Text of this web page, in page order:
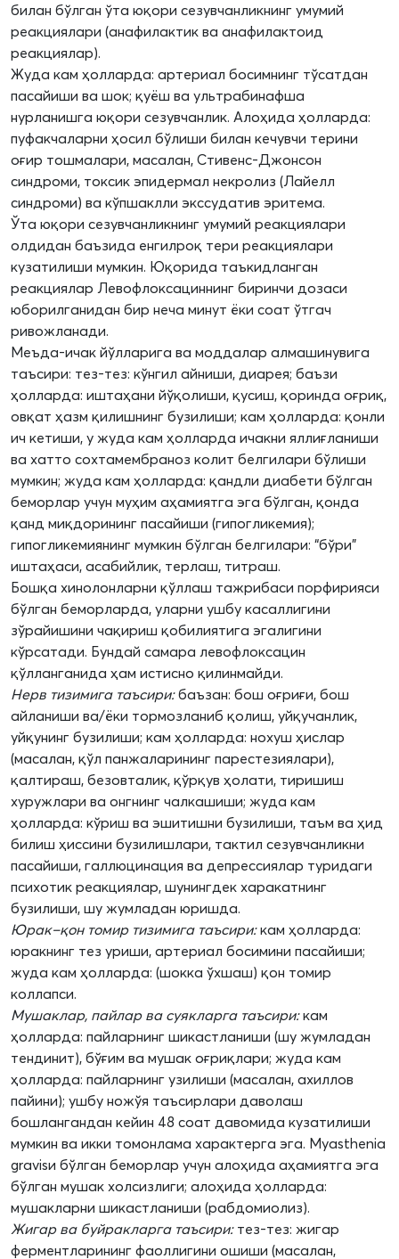
билан бўлган ўта юқори сезувчанликнинг умумий
реакциялари (анафилактик ва анафилактоид
реакциялар).
Жуда кам ҳолларда: артериал босимнинг тўсатдан
пасайиши ва шок; қуёш ва ультрабинафша
нурланишга юқори сезувчанлик. Алоҳида ҳолларда:
пуфакчаларни ҳосил бўлиши билан кечувчи терини
оғир тошмалари, масалан, Стивенс-Джонсон
синдроми, токсик эпидермал некролиз (Лайелл
синдроми) ва кўпшаклли экссудатив эритема.
Ўта юқори сезувчанликнинг умумий реакциялари
олдидан баъзида енгилроқ тери реакциялари
кузатилиши мумкин. Юқорида таъкидланган
реакциялар Левофлоксациннинг биринчи дозаси
юборилганидан бир неча минут ёки соат ўтгач
ривожланади.
Меъда-ичак йўлларига ва моддалар алмашинувига
таъсири: тез-тез: кўнгил айниши, диарея; баъзи
ҳолларда: иштаҳани йўқолиши, қусиш, қоринда оғриқ,
овқат ҳазм қилишнинг бузилиши; кам ҳолларда: қонли
ич кетиши, у жуда кам ҳолларда ичакни яллиғланиши
ва хатто сохтамембраноз колит белгилари бўлиши
мумкин; жуда кам ҳолларда: қандли диабети бўлган
беморлар учун муҳим аҳамиятга эга бўлган, қонда
қанд миқдорининг пасайиши (гипогликемия);
гипогликемиянинг мумкин бўлган белгилари: “бўри”
иштаҳаси, асабийлик, терлаш, титраш.
Бошқа хинолонларни қўллаш тажрибаси порфирияси
бўлган беморларда, уларни ушбу касаллигини
зўрайишини чақириш қобилиятига эгалигини
кўрсатади. Бундай самара левофлоксацин
қўлланганида ҳам истисно қилинмайди.
Нерв тизимига таъсири:баъзан: бош оғриғи, бош
айланиши ва/ёки тормозланиб қолиш, уйқучанлик,
уйқунинг бузилиши; кам ҳолларда: нохуш ҳислар
(масалан, қўл панжаларининг парестезиялари),
қалтираш, безовталик, қўрқув ҳолати, тиришиш
хуружлари ва онгнинг чалкашиши; жуда кам
ҳолларда: кўриш ва эшитишни бузилиши, таъм ва ҳид
билиш ҳиссини бузилишлари, тактил сезувчанликни
пасайиши, галлюцинация ва депрессиялар туридаги
психотик реакциялар, шунингдек харакатнинг
бузилиши, шу жумладан юришда.
Юрак–қон томир тизимига таъсири:кам ҳолларда:
юракнинг тез уриши, артериал босимини пасайиши;
жуда кам ҳолларда: (шокка ўхшаш) қон томир
коллапси.
Мушаклар, пайлар ва суякларга таъсири:кам
ҳолларда: пайларнинг шикастланиши (шу жумладан
тендинит), бўғим ва мушак оғриқлари; жуда кам
ҳолларда: пайларнинг узилиши (масалан, ахиллов
пайини); ушбу ножўя таъсирлари даволаш
бошлангандан кейин 48 соат давомида кузатилиши
мумкин ва икки томонлама характерга эга. Myasthenia
gravisи бўлган беморлар учун алоҳида аҳамиятга эга
бўлган мушак холсизлиги; алоҳида ҳолларда:
мушакларни шикастланиши (рабдомиолиз).
Жигар ва буйракларга таъсири:тез-тез: жигар
ферментларининг фаоллигини ошиши (масалан,